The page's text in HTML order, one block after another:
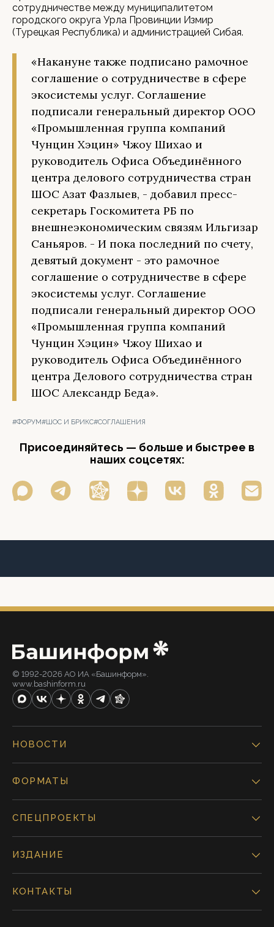
сотрудничестве между муниципалитетом
городского округа Урла Провинции Измир
(Турецкая Республика) и администрацией Сибая.
«Накануне также подписано рамочное
соглашение о сотрудничестве в сфере
экосистемы услуг. Соглашение
подписали генеральный директор ООО
«Промышленная группа компаний
Чунцин Хэцин» Чжоу Шихао и
руководитель Офиса Объединённого
центра делового сотрудничества стран
ШОС Азат Фазлыев, - добавил пресс-
секретарь Госкомитета РБ по
внешнеэкономическим связям Ильгизар
Саньяров. - И пока последний по счету,
девятый документ - это рамочное
соглашение о сотрудничестве в сфере
экосистемы услуг. Соглашение
подписали генеральный директор ООО
«Промышленная группа компаний
Чунцин Хэцин» Чжоу Шихао и
руководитель Офиса Объединённого
центра Делового сотрудничества стран
ШОС Александр Беда».
#ФОРУМ#ШОС И БРИКС#СОГЛАШЕНИЯ
Присоединяйтесь — больше и быстрее в
наших соцсетях:
© 1992-2026 АО ИА «Башинформ».
www.bashinform.ru
НОВОСТИ
ФОРМАТЫ
СПЕЦПРОЕКТЫ
ИЗДАНИЕ
КОНТАКТЫ